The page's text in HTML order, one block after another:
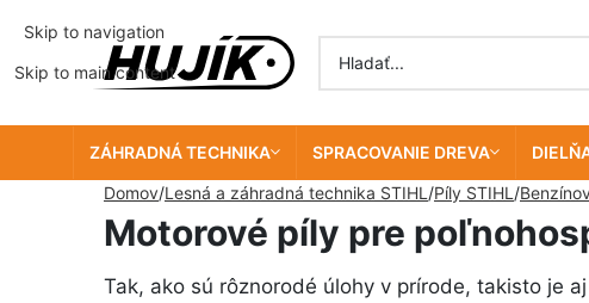
Skip to navigation
Skip to main content
ZÁHRADNÁ TECHNIKA SPRACOVANIE DREVA
Domov Lesná a záhradná technika STIHL Píly STIHL
Motorové píly pre
Tak, ako sú rôznorodé úlohy v prírode, takisto je